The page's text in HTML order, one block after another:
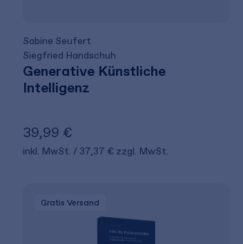
Sabine Seufert
Siegfried Handschuh
Generative Künstliche
Intelligenz
39,99 €
inkl. MwSt. 37,37 € zzgl. MwSt.
Gratis Versand